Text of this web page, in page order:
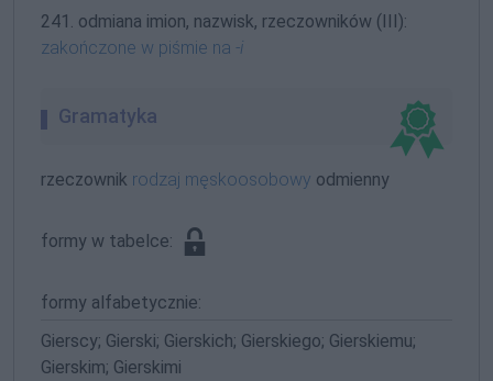
241. odmiana imion, nazwisk, rzeczowników (III):
zakończone w piśmie na -i
Gramatyka
rzeczownik rodzaj męskoosobowy odmienny
formy w tabelce:
formy alfabetycznie:
Gierscy; Gierski; Gierskich; Gierskiego; Gierskiemu;
Gierskim; Gierskimi